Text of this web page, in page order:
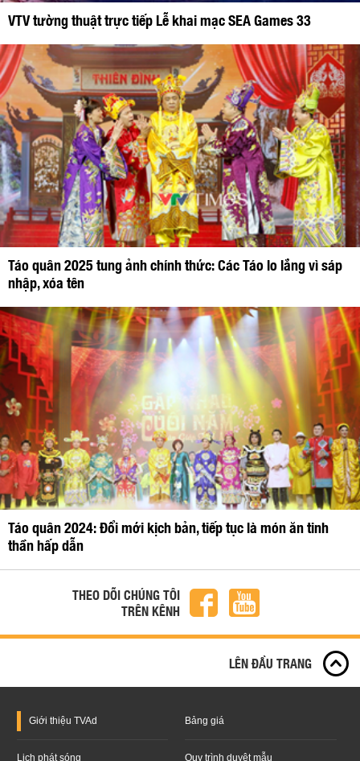
VTV tường thuật trực tiếp Lễ khai mạc SEA Games 33
Táo quân 2025 tung ảnh chính thức: Các Táo lo lắng vì sáp
nhập, xóa tên
Táo quân 2024: Đổi mới kịch bản, tiếp tục là món ăn tinh
thần hấp dẫn
THEO DÕI CHÚNG TÔI
TRÊN KÊNH
LÊN ĐẦU TRANG
Giới thiệu TVAd Bảng giá
Lịch phát sóng Quy trình duyệt mẫu